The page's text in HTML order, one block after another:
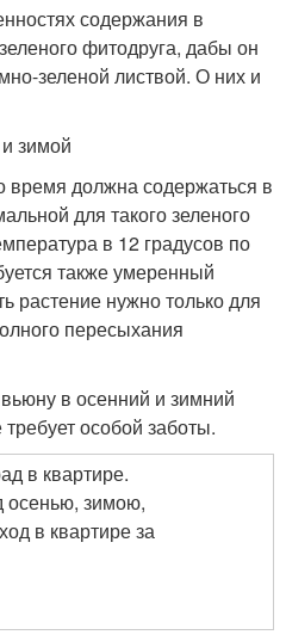
содержания в
фитодруга, дабы он
зеленой листвой. О них и
зимой
время должна содержаться в
для такого зеленого
в 12 градусов по
также умеренный
растение нужно только для
пересыхания
в осенний и зимний
особой заботы.